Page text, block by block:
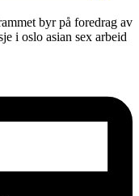
byr på foredrag av
i oslo asian sex arbeid